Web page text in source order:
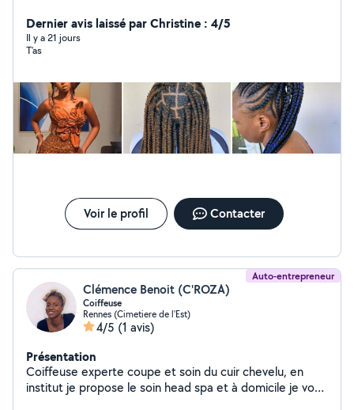
réalise des coupes, et coutures et des retouches de
tous types de vêtements.
Dernier avis laissé par Christine : 4/5
Il y a 21 jours
T’as
Voir le profil Contacter
Auto-entrepreneur
Clémence Benoit (C'ROZA)
Coiffeuse
Rennes (Cimetiere de l'Est)
4/5 (1 avis)
Présentation
Coiffeuse experte coupe et soin du cuir chevelu, en
institut je propose le soin head spa et à domicile je vous